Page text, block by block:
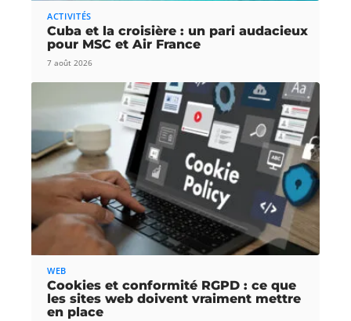
ACTIVITÉS
Cuba et la croisière : un pari audacieux
pour MSC et Air France
7 août 2026
WEB
Cookies et conformité RGPD : ce que
les sites web doivent vraiment mettre
en place